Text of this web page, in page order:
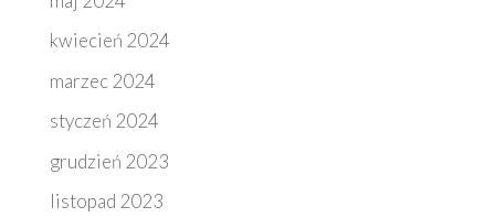
kwiecień 2024
marzec 2024
styczeń 2024
grudzień 2023
listopad 2023